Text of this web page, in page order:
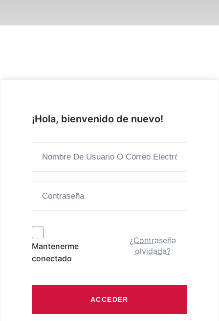
¡Hola, bienvenido de nuevo!
Mantenerme
conectado
¿Contraseña
olvidada?
ACCEDER